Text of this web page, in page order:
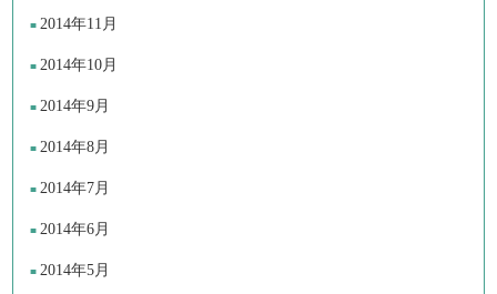
2014年11月
2014年10月
2014年9月
2014年8月
2014年7月
2014年6月
2014年5月